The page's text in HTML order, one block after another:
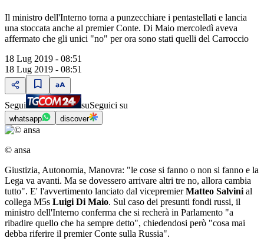
Il ministro dell'Interno torna a punzecchiare i pentastellati e lancia
una stoccata anche al premier Conte. Di Maio mercoledì aveva
affermato che gli unici "no" per ora sono stati quelli del Carroccio
18 Lug 2019 - 08:51
18 Lug 2019 - 08:51
Segui suSeguici su
whatsapp discover
© ansa
Giustizia, Autonomia, Manovra: "le cose si fanno o non si fanno e la
Lega va avanti. Ma se dovessero arrivare altri tre no, allora cambia
tutto". E' l'avvertimento lanciato dal vicepremierMatteo Salvini al
collega M5s Luigi Di Maio. Sul caso dei presunti fondi russi, il
ministro dell'Interno conferma che si recherà in Parlamento "a
ribadire quello che ha sempre detto", chiedendosi però "cosa mai
debba riferire il premier Conte sulla Russia".